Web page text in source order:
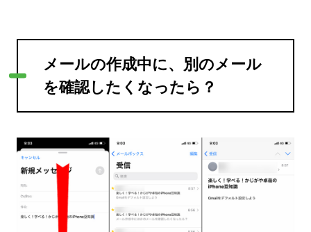
メールの作成中に、別のメール
を確認したくなったら？